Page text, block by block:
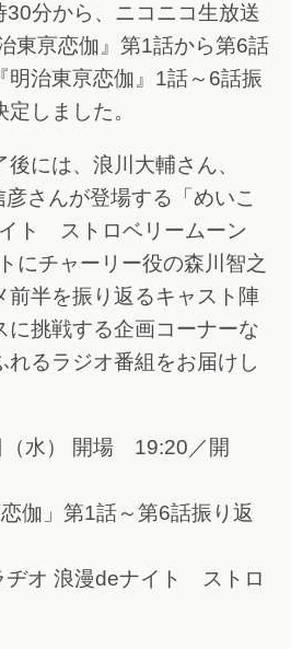
分から、ニコニコ生放送
東亰恋伽』第1話から第6話
明治東亰恋伽』1話～6話振
しました。
には、浪川大輔さん、
さんが登場する「めいこ
ト ストロベリームーン
にチャーリー役の森川智之
前半を振り返るキャスト陣
に挑戦する企画コーナーな
れるラジオ番組をお届けし
（水） 開場 19:20／開
伽」第1話～第6話振り返
ヂオ 浪漫deナイト ストロ